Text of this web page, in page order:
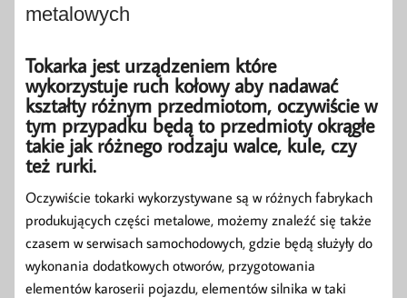
metalowych
Tokarka jest urządzeniem które
wykorzystuje ruch kołowy aby nadawać
kształty różnym przedmiotom, oczywiście w
tym przypadku będą to przedmioty okrągłe
takie jak różnego rodzaju walce, kule, czy
też rurki.
Oczywiście tokarki wykorzystywane są w różnych fabrykach
produkujących części metalowe, możemy znaleźć się także
czasem w serwisach samochodowych, gdzie będą służyły do
wykonania dodatkowych otworów, przygotowania
elementów karoserii pojazdu, elementów silnika w taki